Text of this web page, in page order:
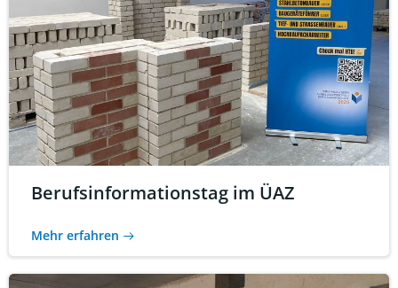
Berufsinformationstag im ÜAZ
Mehr erfahren